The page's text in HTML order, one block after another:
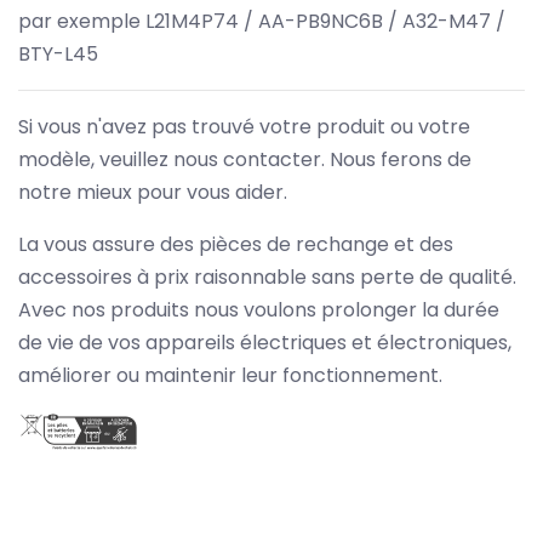
par exemple L21M4P74 / AA-PB9NC6B / A32-M47 /
BTY-L45
Si vous n'avez pas trouvé votre produit ou votre
modèle, veuillez nous contacter. Nous ferons de
notre mieux pour vous aider.
La vous assure des pièces de rechange et des
accessoires à prix raisonnable sans perte de qualité.
Avec nos produits nous voulons prolonger la durée
de vie de vos appareils électriques et électroniques,
améliorer ou maintenir leur fonctionnement.